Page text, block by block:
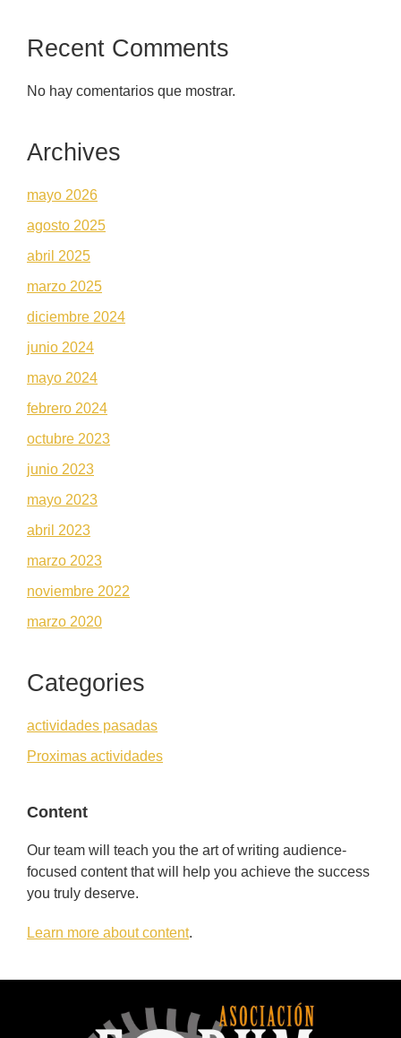
Recent Comments
No hay comentarios que mostrar.
Archives
mayo 2026
agosto 2025
abril 2025
marzo 2025
diciembre 2024
junio 2024
mayo 2024
febrero 2024
octubre 2023
junio 2023
mayo 2023
abril 2023
marzo 2023
noviembre 2022
marzo 2020
Categories
actividades pasadas
Proximas actividades
Content
Our team will teach you the art of writing audience-
focused content that will help you achieve the success
you truly deserve.
Learn more about content.